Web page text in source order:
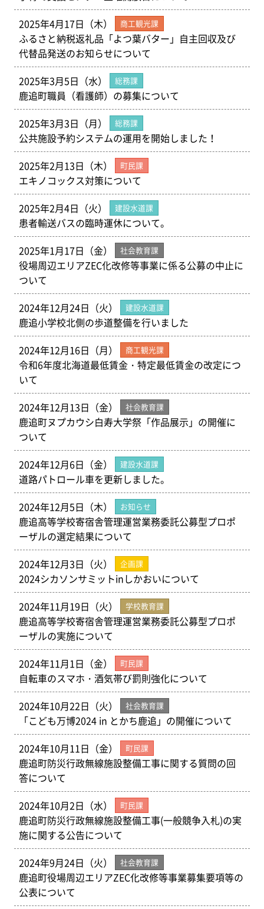
2025年4月17日（木）
商工観光課
ふるさと納税返礼品「よつ葉バター」自主回収及び
代替品発送のお知らせについて
2025年3月5日（水）
総務課
鹿追町職員（看護師）の募集について
2025年3月3日（月）
総務課
公共施設予約システムの運用を開始しました！
2025年2月13日（木）
町民課
エキノコックス対策について
2025年2月4日（火）
建設水道課
患者輸送バスの臨時運休について。
2025年1月17日（金）
社会教育課
役場周辺エリアZEC化改修等事業に係る公募の中止に
ついて
2024年12月24日（火）
建設水道課
鹿追小学校北側の歩道整備を行いました
2024年12月16日（月）
商工観光課
令和6年度北海道最低賃金・特定最低賃金の改定につ
いて
2024年12月13日（金）
社会教育課
鹿追町ヌプカウシ白寿大学祭「作品展示」の開催に
ついて
2024年12月6日（金）
建設水道課
道路パトロール車を更新しました。
2024年12月5日（木）
お知らせ
鹿追高等学校寄宿舎管理運営業務委託公募型プロポ
ーザルの選定結果について
2024年12月3日（火）
企画課
2024シカソンサミットinしかおいについて
2024年11月19日（火）
学校教育課
鹿追高等学校寄宿舎管理運営業務委託公募型プロポ
ーザルの実施について
2024年11月1日（金）
町民課
自転車のスマホ・酒気帯び罰則強化について
2024年10月22日（火）
社会教育課
「こども万博2024 in とかち鹿追」の開催について
2024年10月11日（金）
町民課
鹿追町防災行政無線施設整備工事に関する質問の回
答について
2024年10月2日（水）
町民課
鹿追町防災行政無線施設整備工事(一般競争入札)の実
施に関する公告について
2024年9月24日（火）
社会教育課
鹿追町役場周辺エリアZEC化改修等事業募集要項等の
公表について